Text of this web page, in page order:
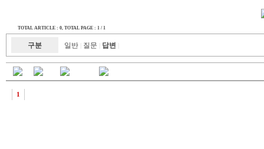
TOTAL ARTICLE : 0, TOTAL PAGE : 1 / 1
구분 일반 질문 답변
1